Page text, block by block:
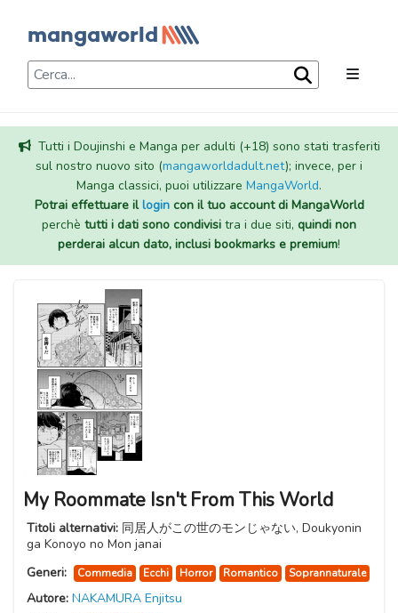
Tutti i Doujinshi e Manga per adulti (+18) sono stati trasferiti
sul nostro nuovo sito (mangaworldadult.net); invece, per i
Manga classici, puoi utilizzare MangaWorld.
Potrai effettuare illogincon il tuo account di MangaWorld
perchè tutti i dati sono condivisi tra i due siti, quindi non
perderai alcun dato, inclusi bookmarks e premium!
My Roommate Isn't From This World
Titoli alternativi: 同居人がこの世のモンじゃない, Doukyonin
ga Konoyo no Mon janai
Generi:
Commedia Ecchi Horror Romantico Soprannaturale
Autore: NAKAMURA Enjitsu